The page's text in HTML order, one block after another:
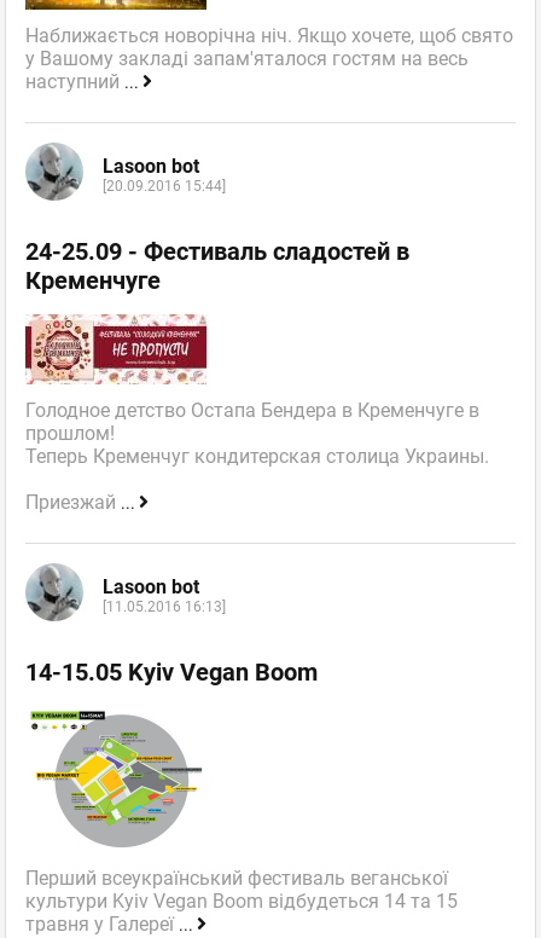
Наближається новорічна ніч. Якщо хочете, щоб свято
у Вашому закладі запам'яталося гостям на весь
наступний ...
Lasoon bot
[20.09.2016 15:44]
24-25.09 - Фестиваль сладостей в
Кременчуге
Голодное детство Остапа Бендера в Кременчуге в
прошлом!
Теперь Кременчуг кондитерская столица Украины.
Приезжай ...
Lasoon bot
[11.05.2016 16:13]
14-15.05 Kyiv Vegan Boom
Перший всеукраїнський фестиваль веганської
культури Kyiv Vegan Boom відбудеться 14 та 15
травня у Галереї ...